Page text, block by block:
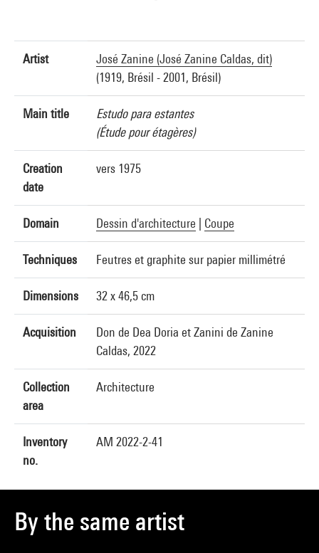
Artist
José Zanine (José Zanine Caldas, dit)
(1919, Brésil - 2001, Brésil)
Main title
Estudo para estantes
(Étude pour étagères)
Creation
date
vers 1975
Domain Dessin d'architecture Coupe
Techniques Feutres et graphite sur papier millimétré
Dimensions 32 x 46,5 cm
Acquisition
Don de Dea Doria et Zanini de Zanine
Caldas, 2022
Collection
area
Architecture
Inventory
no.
AM 2022-2-41
By the same artist